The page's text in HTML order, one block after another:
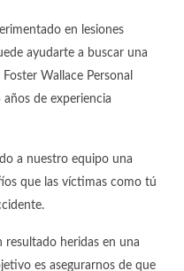
en lesiones
ayudarte a buscar una
Wallace Personal
de experiencia
a nuestro equipo una
que las víctimas como tú
resultado heridas en una
es asegurarnos de que